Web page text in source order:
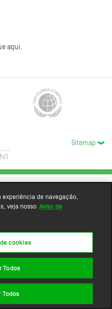
aqui.
Sitemap
de navegação,
veja nosso Aviso de
cookies
Todos
Todos